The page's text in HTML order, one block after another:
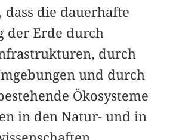
die dauerhafte
der Erde durch
durch
und durch
Ökosysteme
in den Natur- und in